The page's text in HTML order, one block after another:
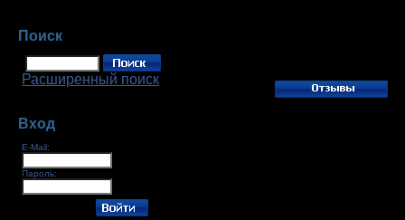
Поиск
Расширенный поиск
Вход
E-Mail:
Пароль: